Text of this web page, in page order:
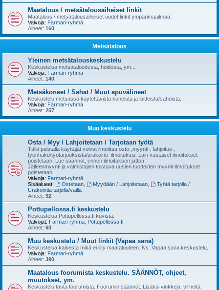
Maatalous / metsätalousaiheiset linkit
Maatalous / metsätalousaiheiset uudet linkit ympärimaailmaa.
Valvoja: Farmari-ryhmä
Aiheet: 160
Metsätalous
Yleinen metsätalouskeskustelu
Keskustelua metsätaloudesta, hoidosta, ym...
Valvoja: Farmari-ryhmä
Aiheet: 140
Metsäkoneet / Sahat / Muut apuvälineet
Keskustelu metsässä käytettävistä koneista ja laitteista/sahoista.
Valvoja: Farmari-ryhmä
Aiheet: 257
Muu keskustelu
Osta / Myy / Lahjoitetaan / Tarjotaan työtä
Tällä palstalla käyttäjät voivat ilmoittaa osto-,myynti-, lahjoitus-,
työnhaku/työtarjouksista/urakointi -ilmoituksia. Lain vastaiset ilmoitukset
poistetaan! Lue säännöt, ennen ilmoituksen jättöä.
Jälleenmyynti ja valmistajien toistuva uusien tuotteiden myynti-ilmoitukset
poistetaan.
Valvoja: Farmari-ryhmä
Sisäalueet:
Ostetaan, Myydään / Lahjoitetaan,
Työtä tarjolla /
Urakointia tarjolla/vailla
Aiheet: 92
Pottupellossa.fi keskustelu
Keskustelua Pottupellossa.fi kuvista.
Valvojat: Farmari-ryhmä Pottupellossa.fi
Aiheet: 60
Muu keskustelu / Muut linkit (Vapaa sana)
Keskustelua kaikesta mikä ei liity maatalouteen. Ns. Vapaa sana keskustelu.
Valvoja: Farmari-ryhmä
Aiheet: 390
Maatalous foorumista keskustelu. SÄÄNNÖT, ohjeet,
muutokset, ym.
Keskustelu tästä foorumista. Foorumin säännöt. Lisäksi vinkkejä, virheitä,